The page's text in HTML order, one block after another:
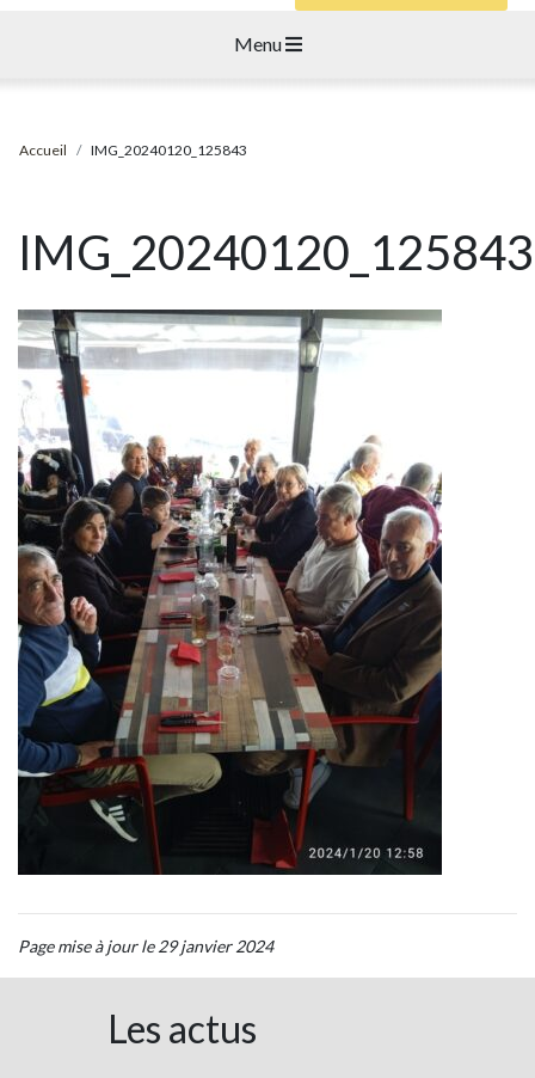
Menu
Accueil IMG_20240120_125843
IMG_20240120_125843
Page mise à jour le 29 janvier 2024
Les actus